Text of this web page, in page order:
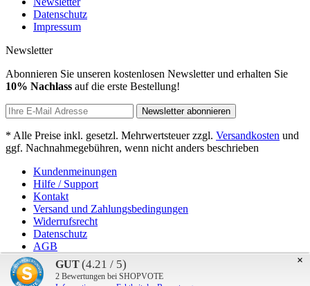
Datenschutz
Impressum
Newsletter
Abonnieren Sie unseren kostenlosen Newsletter und erhalten Sie
10% Nachlass auf die erste Bestellung!
Newsletter abonnieren
* Alle Preise inkl. gesetzl. Mehrwertsteuer zzgl. Versandkosten und
ggf. Nachnahmegebühren, wenn nicht anders beschrieben
Kundenmeinungen
Hilfe / Support
Kontakt
Versand und Zahlungsbedingungen
Widerrufsrecht
Datenschutz
AGB
Impressum
×
GUT(4.21 / 5)
2 Bewertungen bei SHOPVOTE